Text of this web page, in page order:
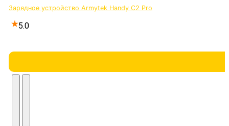
Зарядное устройство Armytek Handy C2 Pro
5.0